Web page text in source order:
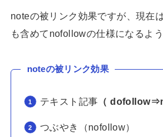
noteの被リンク効果ですが、現在
も含めてnofollowの仕様になるよう
noteの被リンク効果
テキスト記事 （
つぶやき（nofollow）